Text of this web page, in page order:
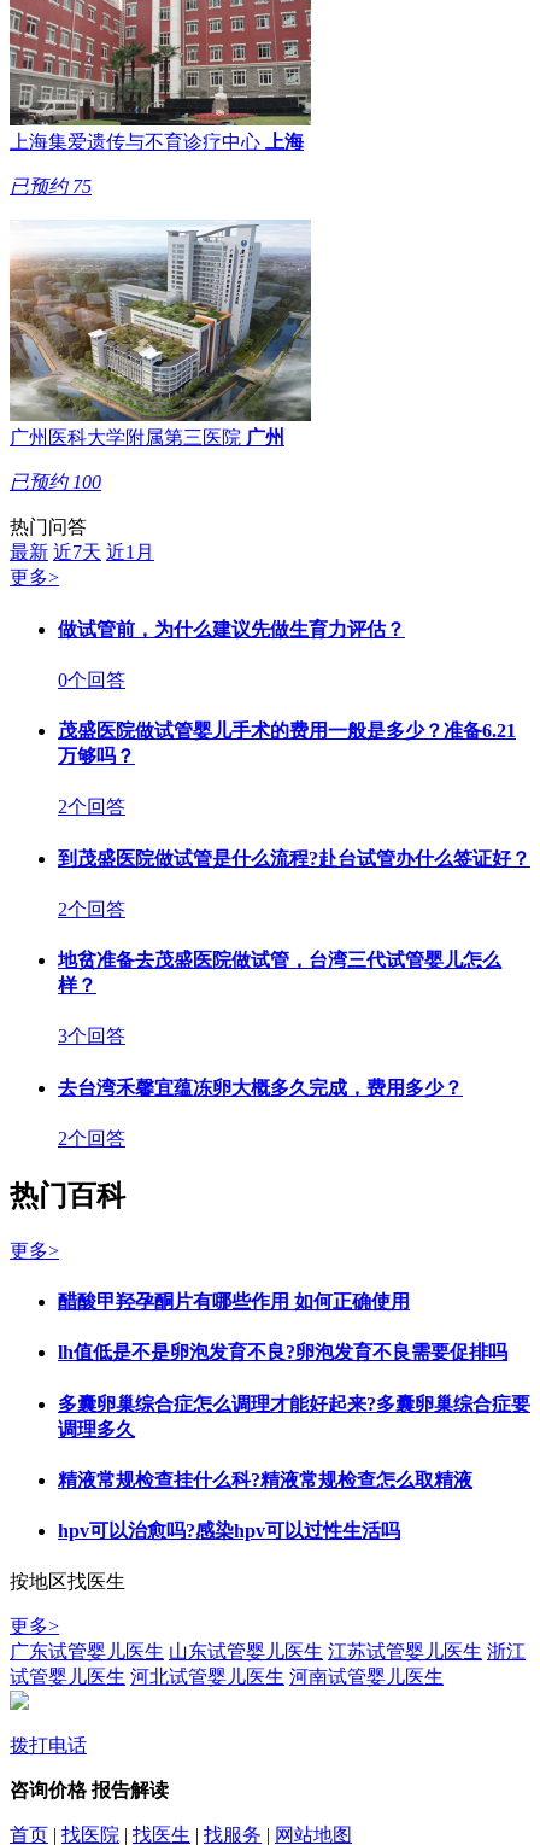
上海集爱遗传与不育诊疗中心 上海
已预约 75
广州医科大学附属第三医院 广州
已预约 100
热门问答
最新 近7天 近1月
更多>
做试管前，为什么建议先做生育力评估？
0个回答
茂盛医院做试管婴儿手术的费用一般是多少？准备6.21
万够吗？
2个回答
到茂盛医院做试管是什么流程?赴台试管办什么签证好？
2个回答
地贫准备去茂盛医院做试管，台湾三代试管婴儿怎么
样？
3个回答
去台湾禾馨宜蕴冻卵大概多久完成，费用多少？
2个回答
热门百科
更多>
醋酸甲羟孕酮片有哪些作用 如何正确使用
lh值低是不是卵泡发育不良?卵泡发育不良需要促排吗
多囊卵巢综合症怎么调理才能好起来?多囊卵巢综合症要
调理多久
精液常规检查挂什么科?精液常规检查怎么取精液
hpv可以治愈吗?感染hpv可以过性生活吗
按地区找医生
更多>
广东试管婴儿医生 山东试管婴儿医生 江苏试管婴儿医生 浙江
试管婴儿医生 河北试管婴儿医生 河南试管婴儿医生
拨打电话
咨询价格 报告解读
首页 | 找医院 | 找医生 | 找服务 | 网站地图